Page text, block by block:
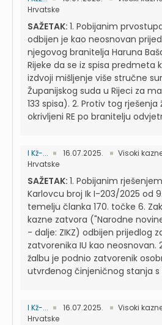
Hrvatske
SAŽETAK: 1. Pobijanim
odbijen je kao neosnovan
njegovog branitelja Haruna
Rijeke da se iz spisa predmeta
izdvoji mišljenje više stručne
Županijskog suda u Rijeci za
133 spisa). 2. Protiv tog
okrivljeni RE po branitelju
I Kž-... 16.07.2025.
Visoki
Hrvatske
SAŽETAK: 1. Pobijanim
Karlovcu broj Ik I-203/2025 od
temelju članka 170. točke 6.
kazne zatvora ("Narodne
- dalje: ZIKZ) odbijen prijedlog
zatvorenika IU kao neosnovan.
žalbu je podnio zatvorenik
utvrđenog činjeničnog stanja s
I Kž-... 16.07.2025.
Visoki
Hrvatske